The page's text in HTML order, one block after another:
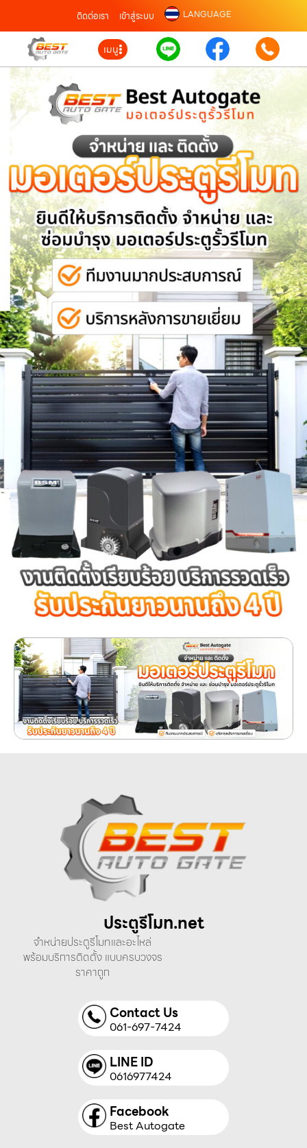
ติดต่อเรา เข้าสู่ระบบ LANGUAGE
เมนู
ประตูรีโมท.net
จำหน่ายประตูรีโมทและอะไหล่
พร้อมบริการติดตั้ง แบบครบวงจร
ราคาถูก
Contact Us
061-697-7424
LINE ID
0616977424
Facebook
Best Autogate